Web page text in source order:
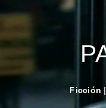
Ficción